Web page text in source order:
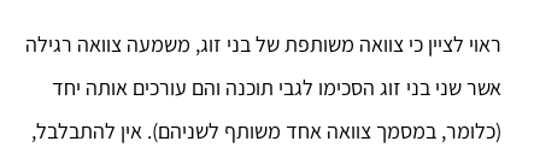
ראוי לציין כי צוואה משותפת של בני זוג, משמעה צוואה רגילה
אשר שני בני זוג הסכימו לגבי תוכנה והם עורכים אותה יחד
(כלומר, במסמך צוואה אחד משותף לשניהם). אין להתבלבל,